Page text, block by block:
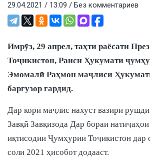
29.04.2021 / 13:09 / Без комментариев
Имрӯз, 29 апрел, таҳти раёсати
Тоҷикистон, Раиси Ҳукумати
Эмомалӣ Раҳмон маҷлиси
баргузор гардид.
Дар кори маҷлис нахуст вазири
Завқӣ Завқизода Дар бораи
иқтисодии Ҷумҳурии Тоҷикистон дар
соли 2021 ҳисобот додааст.